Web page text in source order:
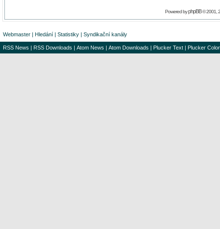
Powered byphpBB© 2001,
Webmaster | Hledání | Statistiky | Syndikační kanály
RSS News | RSS Downloads | Atom News | Atom Downloads | Plucker Text | Plucker Color